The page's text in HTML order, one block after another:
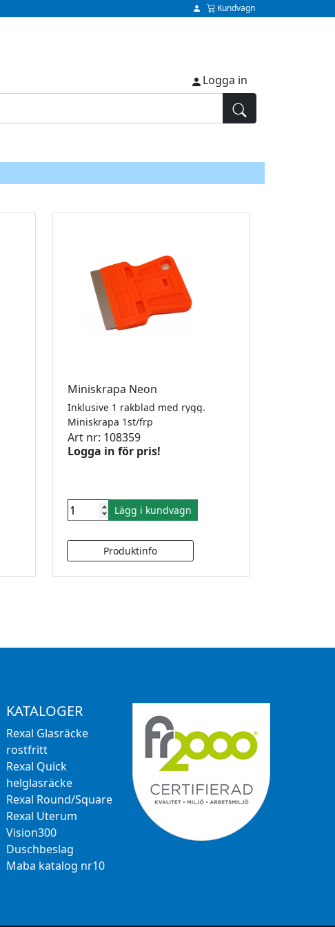
Kundvagn
Logga in
Miniskrapa Neon
Inklusive 1 rakblad med rygg.
Miniskrapa 1st/frp
Art nr: 108359
Logga in för pris!
Lägg i kundvagn
KATALOGER
Rexal Glasräcke
rostfritt
Rexal Quick
helglasräcke
Rexal Round/Square
Rexal Uterum
Vision300
Duschbeslag
Maba katalog nr10